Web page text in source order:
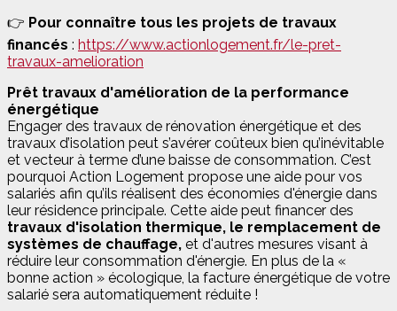
👉 Pour connaître tous les projets de travaux
financés : https://www.actionlogement.fr/le-pret-
travaux-amelioration
Prêt travaux d'amélioration de la performance
énergétique
Engager des travaux de rénovation énergétique et des
travaux d’isolation peut s’avérer coûteux bien qu’inévitable
et vecteur à terme d’une baisse de consommation. C’est
pourquoi Action Logement propose une aide pour vos
salariés afin qu’ils réalisent des économies d'énergie dans
leur résidence principale. Cette aide peut financer des
travaux d'isolation thermique, le remplacement de
systèmes de chauffage, et d'autres mesures visant à
réduire leur consommation d'énergie. En plus de la «
bonne action » écologique, la facture énergétique de votre
salarié sera automatiquement réduite !